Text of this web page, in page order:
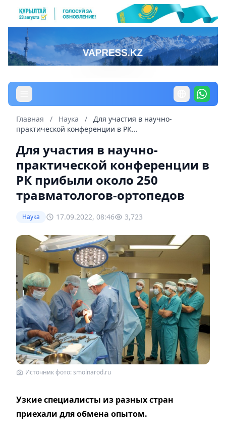
Главная / Наука /
Для участия в научно-
практической конференции в РК...
Для участия в научно-
практической конференции в
РК прибыли около 250
травматологов-ортопедов
Наука 17.09.2022, 08:46 3,723
Источник фото: smolnarod.ru
Узкие специалисты из разных стран
приехали для обмена опытом.